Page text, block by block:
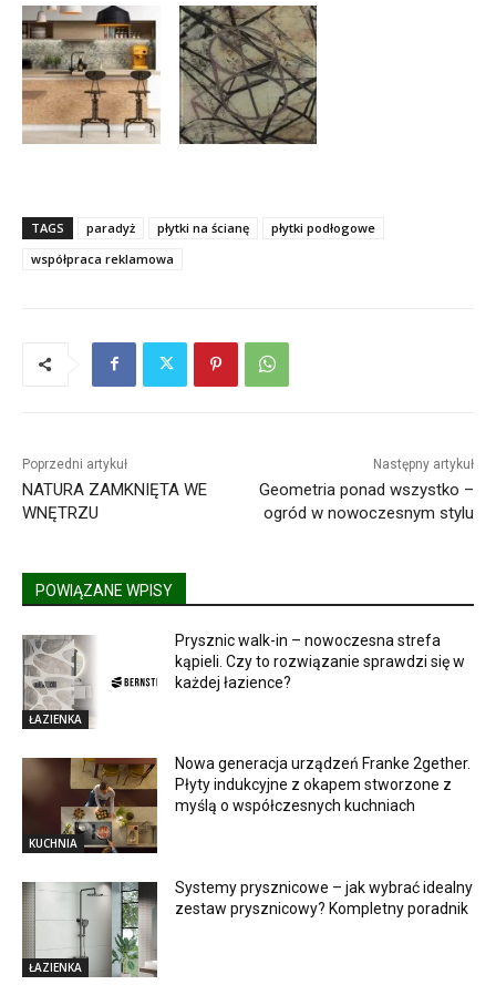
TAGS paradyż płytki na ścianę
płytki podłogowe
współpraca reklamowa
Poprzedni artykuł
NATURA ZAMKNIĘTA WE
WNĘTRZU
Następny artykuł
Geometria ponad wszystko –
ogród w nowoczesnym stylu
POWIĄZANE WPISY
ŁAZIENKA
Prysznic walk-in – nowoczesna strefa
kąpieli. Czy to rozwiązanie sprawdzi się w
każdej łazience?
KUCHNIA
Nowa generacja urządzeń Franke 2gether.
Płyty indukcyjne z okapem stworzone z
myślą o współczesnych kuchniach
ŁAZIENKA
Systemy prysznicowe – jak wybrać idealny
zestaw prysznicowy? Kompletny poradnik